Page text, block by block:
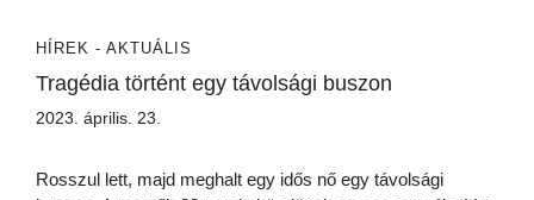
HÍREK - AKTUÁLIS
Tragédia történt egy távolsági buszon
2023. április. 23.
Rosszul lett, majd meghalt egy idős nő egy távolsági